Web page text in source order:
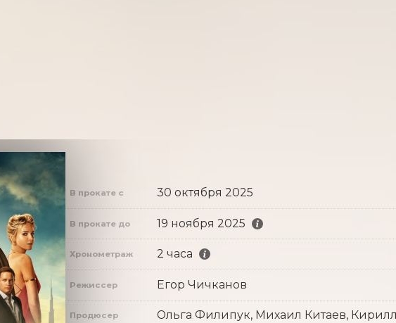
В прокате с 30 октября 2025
В прокате до 19 ноября 2025
Хронометраж 2 часа
Режиссер Егор Чичканов
Продюсер Ольга Филипук, Михаил Китаев,